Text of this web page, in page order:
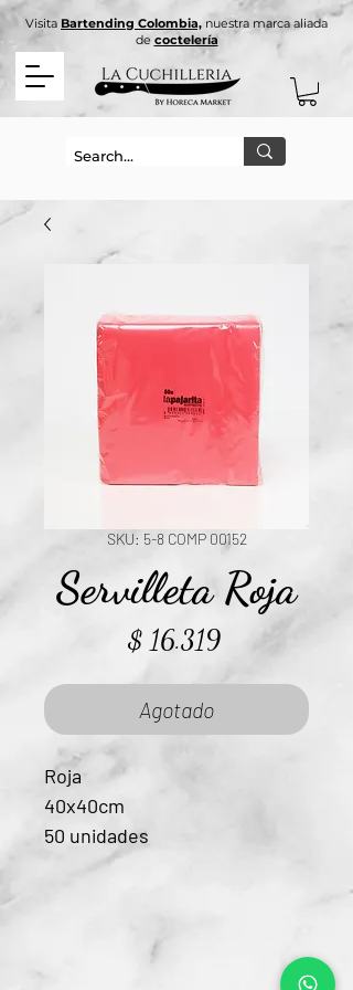
Visita Bartending Colombia, nuestra marca aliada
de coctelería
SKU: 5-8 COMP 00152
Servilleta Roja
$ 16.319Precio
Agotado
Roja
40x40cm
50 unidades